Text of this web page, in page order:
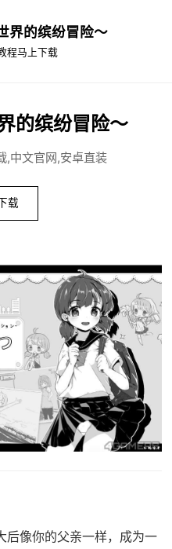
界的缤纷冒险～
程马上下载
的缤纷冒险～
,中文官网,安卓直装
载
后像你的父亲一样，成为一